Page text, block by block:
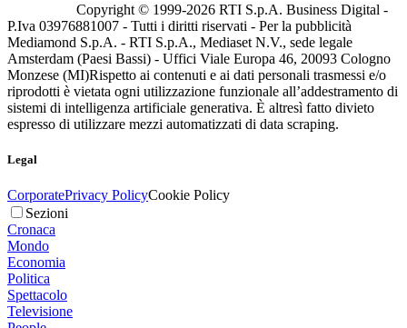
Copyright © 1999-2026 RTI S.p.A. Business Digital -
P.Iva 03976881007 - Tutti i diritti riservati - Per la pubblicità
Mediamond S.p.A. - RTI S.p.A., Mediaset N.V., sede legale
Amsterdam (Paesi Bassi) - Uffici Viale Europa 46, 20093 Cologno
Monzese (MI)Rispetto ai contenuti e ai dati personali trasmessi e/o
riprodotti è vietata ogni utilizzazione funzionale all’addestramento di
sistemi di intelligenza artificiale generativa. È altresì fatto divieto
espresso di utilizzare mezzi automatizzati di data scraping.
Legal
CorporatePrivacy PolicyCookie Policy
Sezioni
Cronaca
Mondo
Economia
Politica
Spettacolo
Televisione